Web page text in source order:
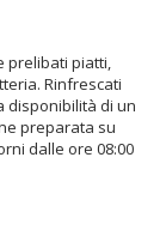
prelibati piatti,
Rinfrescati
disponibilità di un
preparata su
dalle ore 08:00